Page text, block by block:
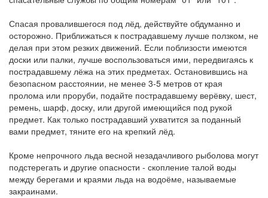
Спасая провалившегося под лёд, действуйте обдуманно и
осторожно. Приближаться к пострадавшему лучше ползком, не
делая при этом резких движений. Если поблизости имеются
доски или палки, лучше воспользоваться ими, передвигаясь к
пострадавшему лёжа на этих предметах. Остановившись на
безопасном расстоянии, не менее 3-5 метров от края
пролома или проруби, подайте пострадавшему верёвку, шест,
ремень, шарф, доску, или другой имеющийся под рукой
предмет. Как только пострадавший ухватится за поданный
вами предмет, тяните его на крепкий лёд.
Кроме непрочного льда весной незадачливого рыболова могут
подстерегать и другие опасности - скопление талой воды
между берегами и краями льда на водоёме, называемые
закраинами.